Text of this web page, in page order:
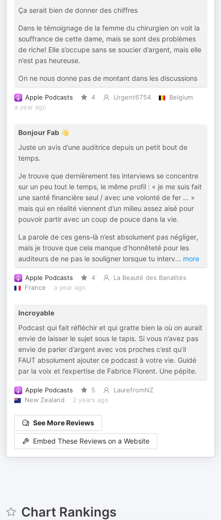
Ça serait bien de donner des chiffres
Dans le témoignage de la femme du chirurgien on voit la
souffrance de cette dame, mais se sont des problèmes
de riche! Elle s’occupe sans se soucier d’argent, mais elle
n’est pas heureuse.
On ne nous donne pas de montant dans les discussions
Apple Podcasts 4 Urgent6754
Belgium
a year ago
Bonjour Fab 👋
Juste un avis d’une auditrice depuis un petit bout de
temps.
Je trouve que dernièrement tes interviews se concentre
sur un peu tout le temps, le même profil : « je me suis fait
une santé financière seul / avec une volonté de fer … »
mais qui en réalité viennent d’un milieu assez aisé pour
pouvoir partir avec un coup de pouce dans la vie.
La parole de ces gens-là n’est absolument pas négliger,
mais je trouve que cela manque d’honnêteté pour les
auditeurs de ne pas le souligner lorsque tu interv... more
Apple Podcasts 4
La Beauté des Banalités
France
a year ago
Incroyable
Podcast qui fait réfléchir et qui gratte bien la où on aurait
envie de laisser le sujet sous le tapis. Si vous n’avez pas
envie de parler d’argent avec vos proches c’est qu’il
FAUT absolument ajouter ce podcast à votre vie. Guidé
par la voix et l’expertise de Fabrice Florent. Une pépite.
Apple Podcasts 5
LaurefromNZ
New Zealand
2 years ago
See More Reviews
Embed These Reviews on a Website
Chart Rankings